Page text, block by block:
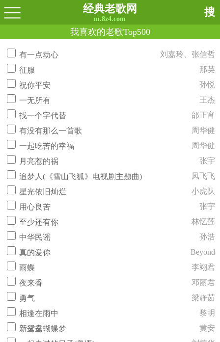
经典老歌网
m.8z4.com
搜
我喜欢的老歌Top500
有一点动心
刘嘉玲、张信哲
征服
那英
祝你平安
孙悦
一无所有
王杰
找一个字代替
邰正宵
有没有那么一首歌
周华健
一起吃苦的幸福
周华健
月亮惹的祸
张宇
追梦人(《雪山飞狐》电视剧主题曲)
凤飞飞
星光依旧灿烂
小虎队
用心良苦
张宇
至少还有你
林忆莲
中华民谣
孙浩
真的爱你
Beyond
雨蝶
李翊君
夜来香
邓丽君
勇气
梁静茹
相逢在雨中
黎明
新鸳鸯蝴蝶梦
黄安